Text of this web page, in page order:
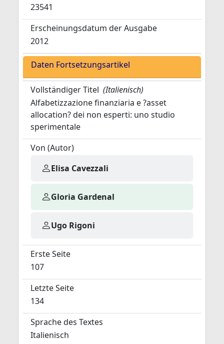
23541
Erscheinungsdatum der Ausgabe
2012
Daten Fortsetzungsartikel
Vollständiger Titel (Italienisch)
Alfabetizzazione finanziaria e ?asset
allocation? dei non esperti: uno studio
sperimentale
Von (Autor)
Elisa Cavezzali
Gloria Gardenal
Ugo Rigoni
Erste Seite
107
Letzte Seite
134
Sprache des Textes
Italienisch